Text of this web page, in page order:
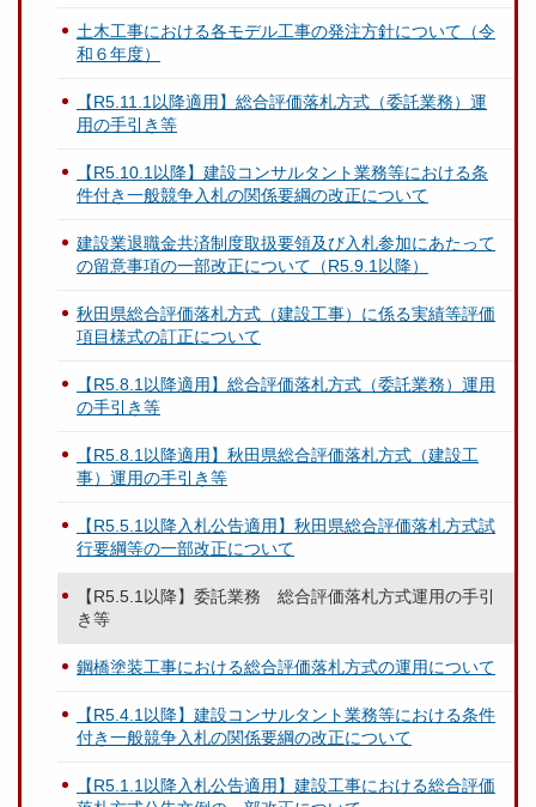
土木工事における各モデル工事の発注方針について（令
和６年度）
【R5.11.1以降適用】総合評価落札方式（委託業務）運
用の手引き等
【R5.10.1以降】建設コンサルタント業務等における条
件付き一般競争入札の関係要綱の改正について
建設業退職金共済制度取扱要領及び入札参加にあたって
の留意事項の一部改正について（R5.9.1以降）
秋田県総合評価落札方式（建設工事）に係る実績等評価
項目様式の訂正について
【R5.8.1以降適用】総合評価落札方式（委託業務）運用
の手引き等
【R5.8.1以降適用】秋田県総合評価落札方式（建設工
事）運用の手引き等
【R5.5.1以降入札公告適用】秋田県総合評価落札方式試
行要綱等の一部改正について
【R5.5.1以降】委託業務 総合評価落札方式運用の手引
き等
鋼橋塗装工事における総合評価落札方式の運用について
【R5.4.1以降】建設コンサルタント業務等における条件
付き一般競争入札の関係要綱の改正について
【R5.1.1以降入札公告適用】建設工事における総合評価